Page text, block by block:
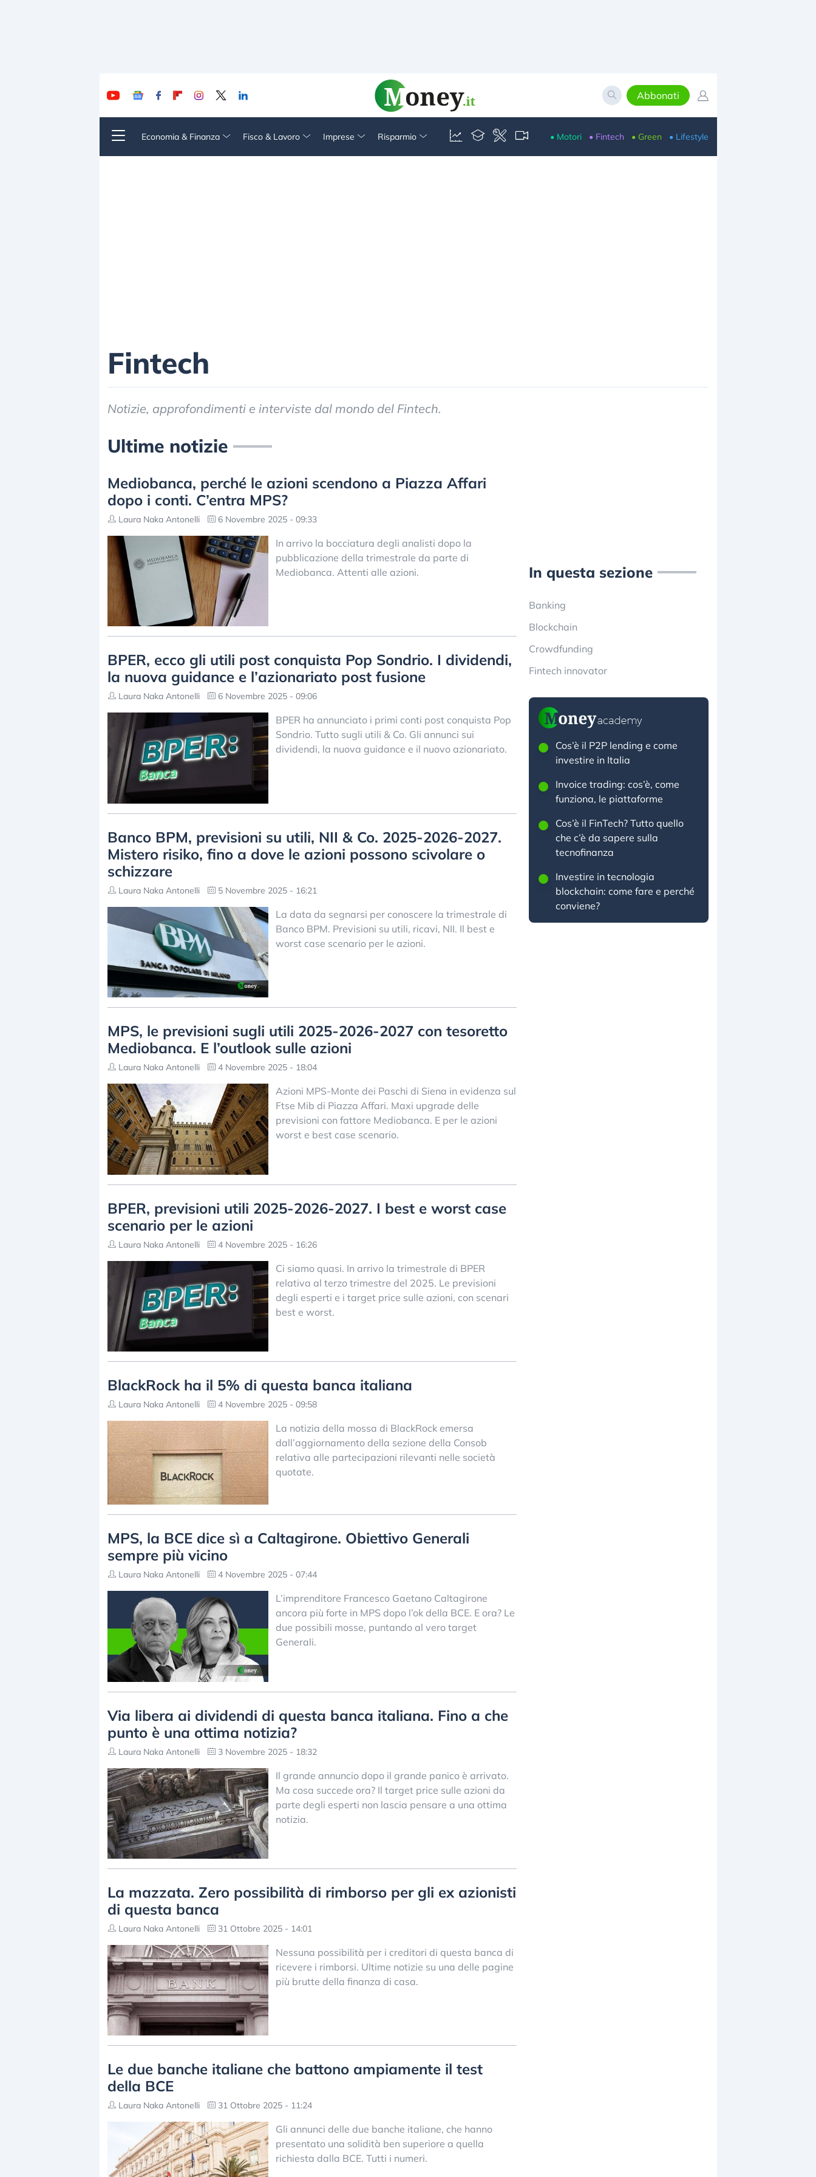
Abbonati
Economia & Finanza Fisco & Lavoro Imprese Risparmio • Motori • Fintech • Green • Lifestyle
Fintech
Notizie, approfondimenti e interviste dal mondo del Fintech.
Ultime notizie
Mediobanca, perché le azioni scendono a Piazza Affari
dopo i conti. C’entra MPS?
Laura Naka Antonelli 6 Novembre 2025 - 09:33
In arrivo la bocciatura degli analisti dopo la
pubblicazione della trimestrale da parte di
Mediobanca. Attenti alle azioni.
BPER, ecco gli utili post conquista Pop Sondrio. I dividendi,
la nuova guidance e l’azionariato post fusione
Laura Naka Antonelli 6 Novembre 2025 - 09:06
BPER ha annunciato i primi conti post conquista Pop
Sondrio. Tutto sugli utili & Co. Gli annunci sui
dividendi, la nuova guidance e il nuovo azionariato.
Banco BPM, previsioni su utili, NII & Co. 2025-2026-2027.
Mistero risiko, fino a dove le azioni possono scivolare o
schizzare
Laura Naka Antonelli 5 Novembre 2025 - 16:21
La data da segnarsi per conoscere la trimestrale di
Banco BPM. Previsioni su utili, ricavi, NII. Il best e
worst case scenario per le azioni.
MPS, le previsioni sugli utili 2025-2026-2027 con tesoretto
Mediobanca. E l’outlook sulle azioni
Laura Naka Antonelli 4 Novembre 2025 - 18:04
Azioni MPS-Monte dei Paschi di Siena in evidenza sul
Ftse Mib di Piazza Affari. Maxi upgrade delle
previsioni con fattore Mediobanca. E per le azioni
worst e best case scenario.
BPER, previsioni utili 2025-2026-2027. I best e worst case
scenario per le azioni
Laura Naka Antonelli 4 Novembre 2025 - 16:26
Ci siamo quasi. In arrivo la trimestrale di BPER
relativa al terzo trimestre del 2025. Le previsioni
degli esperti e i target price sulle azioni, con scenari
best e worst.
BlackRock ha il 5% di questa banca italiana
Laura Naka Antonelli 4 Novembre 2025 - 09:58
La notizia della mossa di BlackRock emersa
dall’aggiornamento della sezione della Consob
relativa alle partecipazioni rilevanti nelle società
quotate.
MPS, la BCE dice sì a Caltagirone. Obiettivo Generali
sempre più vicino
Laura Naka Antonelli 4 Novembre 2025 - 07:44
L’imprenditore Francesco Gaetano Caltagirone
ancora più forte in MPS dopo l’ok della BCE. E ora? Le
due possibili mosse, puntando al vero target
Generali.
Via libera ai dividendi di questa banca italiana. Fino a che
punto è una ottima notizia?
Laura Naka Antonelli 3 Novembre 2025 - 18:32
Il grande annuncio dopo il grande panico è arrivato.
Ma cosa succede ora? Il target price sulle azioni da
parte degli esperti non lascia pensare a una ottima
notizia.
La mazzata. Zero possibilità di rimborso per gli ex azionisti
di questa banca
Laura Naka Antonelli 31 Ottobre 2025 - 14:01
Nessuna possibilità per i creditori di questa banca di
ricevere i rimborsi. Ultime notizie su una delle pagine
più brutte della finanza di casa.
Le due banche italiane che battono ampiamente il test
della BCE
Laura Naka Antonelli 31 Ottobre 2025 - 11:24
Gli annunci delle due banche italiane, che hanno
presentato una solidità ben superiore a quella
richiesta dalla BCE. Tutti i numeri.
In questa sezione
Banking
Blockchain
Crowdfunding
Fintech innovator
Cos’è il P2P lending e come
investire in Italia
Invoice trading: cos’è, come
funziona, le piattaforme
Cos’è il FinTech? Tutto quello
che c’è da sapere sulla
tecnofinanza
Investire in tecnologia
blockchain: come fare e perché
conviene?